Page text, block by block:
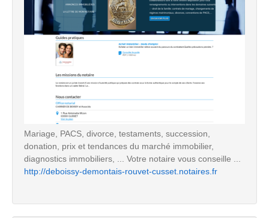
Mariage, PACS, divorce, testaments, succession,
donation, prix et tendances du marché immobilier,
diagnostics immobiliers, ... Votre notaire vous conseille ...
http://deboissy-demontais-rouvet-cusset.notaires.fr